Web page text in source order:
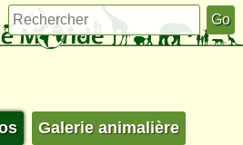
Galerie animalière